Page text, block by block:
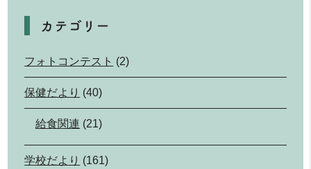
カテゴリー
フォトコンテスト (2)
保健だより (40)
給食関連 (21)
学校だより (161)